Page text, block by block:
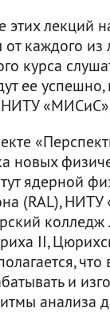
этих лекций
от каждого из
курса
ее
«МИСиС»,
новых
ядерной
(RAL),
колледж
II,
и
анализа